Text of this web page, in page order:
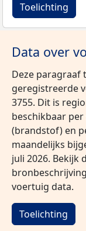
Toelichting
Data over
Deze paragraaf
geregistreerde
3755. Dit is
beschikbaar
(brandstof) en
maandelijks
juli 2026. Bekijk
voertuig data.
Toelichting